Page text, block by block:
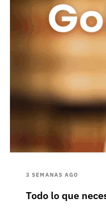
3 SEMANAS AGO
Todo lo que